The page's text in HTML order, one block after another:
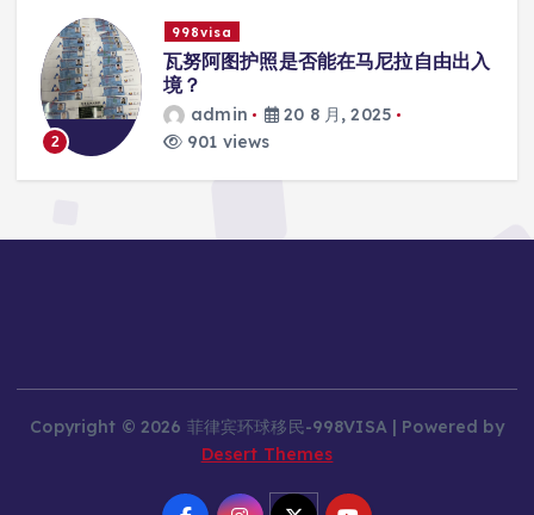
998visa
瓦努阿图护照是否能在马尼拉自由出入
境？
admin
20 8 月, 2025
901 views
Copyright © 2026 菲律宾环球移民-998VISA | Powered by
Desert Themes